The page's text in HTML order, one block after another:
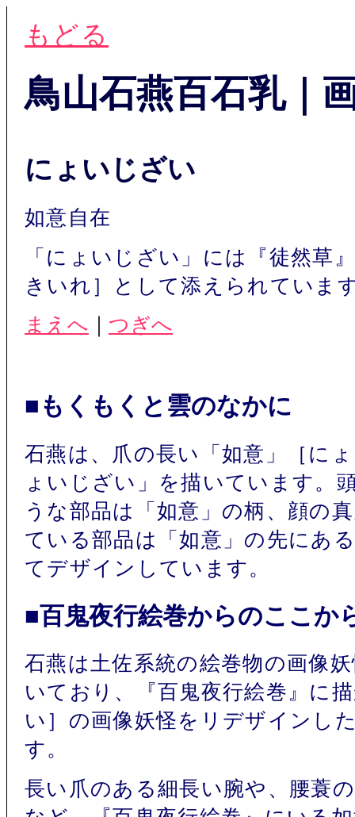
もどる
鳥山石燕百石乳｜
にょいじざい
如意自在
「にょいじざい」には『徒然草
きいれ］として添えられていま
まえへ
つぎへ
■もくもくと雲のなかに
石燕は、爪の長い「如意」［に
ょいじざい」を描いています。
うな部品は「如意」の柄、顔の
ている部品は「如意」の先にあ
てデザインしています。
■百鬼夜行絵巻からのここか
石燕は土佐系統の絵巻物の画像
いており、『百鬼夜行絵巻』に
い］の画像妖怪をリデザインし
す。
長い爪のある細長い腕や、腰蓑